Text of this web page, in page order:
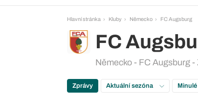
Hlavní stránka Kluby Německo FC Augsburg
FC
Německo - FC Augsburg -
Zprávy Aktuální sezóna